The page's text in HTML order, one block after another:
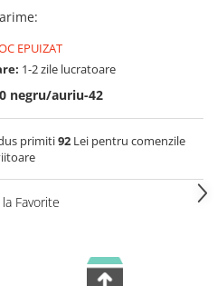
:
EPUIZAT
1-2 zile lucratoare
negru/auriu-42
primiti92Lei pentru comenzile
Favorite